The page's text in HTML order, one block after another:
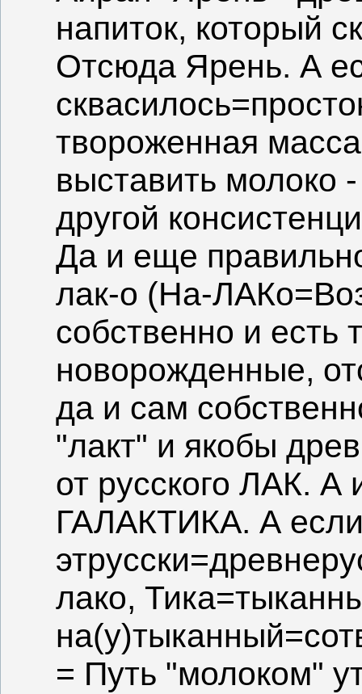
напиток, который
Отсюда Ярень. А
твороженная
выставить молоко
другой
Да и еще
лак-о (На-
собственно и есть
новорожденные,
да и сам
"лакт" и якобы
от русского ЛАК. А
ГАЛАКТИКА. А
лако,
= Путь "молоком"